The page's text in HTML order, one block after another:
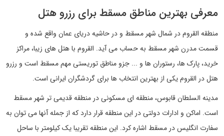
معرفی بهترین مناطق مسقط برای رزرو هتل
منطقه القروم در شمال شهر مسقط و در حاشیه دریای عمان واقع شده و
قسمت مدرن شهر مسقط به حساب می آید. القروم با هتل های زیبا، مراکز
خرید، پارک ها، رستوران ها و ... جزو مناطق توریستی مهم مسقط است و رزرو
هتل در القروم یکی از بهترین انتخاب ها برای گردشگران ایرانی است.
مدینه السلطان قابوس، منطقه ای مسکونی در منطقه قدیمی تر شهر مسقط
است. اماکن و ادارات دولتی در این منطقه قرار دارد که از جمله آنها می توان به
سفارت انگلیس در مسقط اشاره کرد. این منطقه تقریبا یک کیلومتر با ساحل